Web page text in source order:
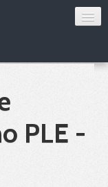
sanitaria
PLE -